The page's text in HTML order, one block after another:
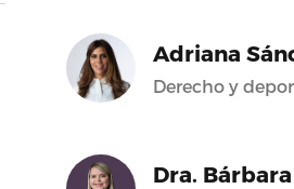
Adriana
Derecho y
Dra.